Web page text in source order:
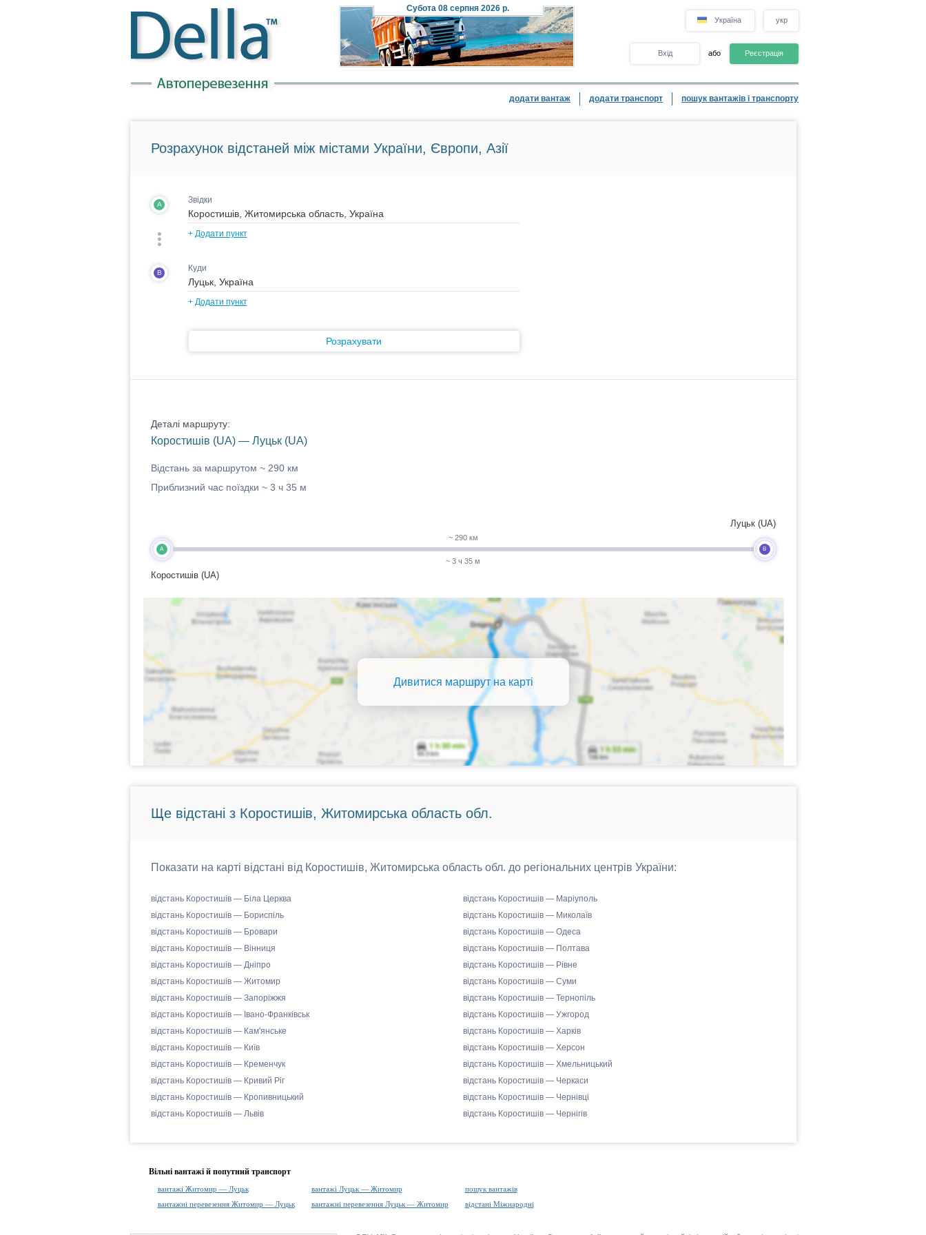
Субота08 серпня 2026 р.
Україна укр
Вхід або Реєстрація
додати вантаж додати транспорт пошук вантажів і транспорту
Розрахунок відстаней між містами України, Європи, Азії
A Звідки
+ Додати пункт
B Куди
+ Додати пункт
Розрахувати
Деталі маршруту:
Коростишів (UA) — Луцьк (UA)
Відстань за маршрутом ~ 290 км
Приблизний час поїздки ~ 3 ч 35 м
A
Коростишів (UA)
~ 290 км
~ 3 ч 35 м
B
Луцьк (UA)
Дивитися маршрут на карті
Ще відстані з Коростишів, Житомирська область обл.
Показати на карті відстані від Коростишів, Житомирська область обл. до регіональних центрів України:
відстань Коростишів — Біла Церква
відстань Коростишів — Бориспіль
відстань Коростишів — Бровари
відстань Коростишів — Вінниця
відстань Коростишів — Дніпро
відстань Коростишів — Житомир
відстань Коростишів — Запоріжжя
відстань Коростишів — Івано-Франківськ
відстань Коростишів — Кам'янське
відстань Коростишів — Київ
відстань Коростишів — Кременчук
відстань Коростишів — Кривий Ріг
відстань Коростишів — Кропивницький
відстань Коростишів — Львів
відстань Коростишів — Маріуполь
відстань Коростишів — Миколаїв
відстань Коростишів — Одеса
відстань Коростишів — Полтава
відстань Коростишів — Рівне
відстань Коростишів — Суми
відстань Коростишів — Тернопіль
відстань Коростишів — Ужгород
відстань Коростишів — Харків
відстань Коростишів — Херсон
відстань Коростишів — Хмельницький
відстань Коростишів — Черкаси
відстань Коростишів — Чернівці
відстань Коростишів — Чернігів
Вільні вантажі й попутний транспорт
вантажі Житомир — Луцьк вантажі Луцьк — Житомир
пошук вантажів
вантажні перевезення Житомир — Луцьк
вантажні перевезення Луцьк — Житомир відстані Міжнародні